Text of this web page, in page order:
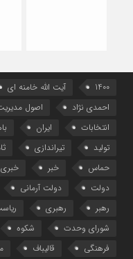
1400 آیت الله خامنه ای
احمدی نژاد
اصول
انتخابات
ایران
تولید
تیراندازی
حماس
خبر خبری
دولت
دولت آرمانی
رهبر
رهبری
شورای وحدت
شکوه
فرهنگی
قالیباف